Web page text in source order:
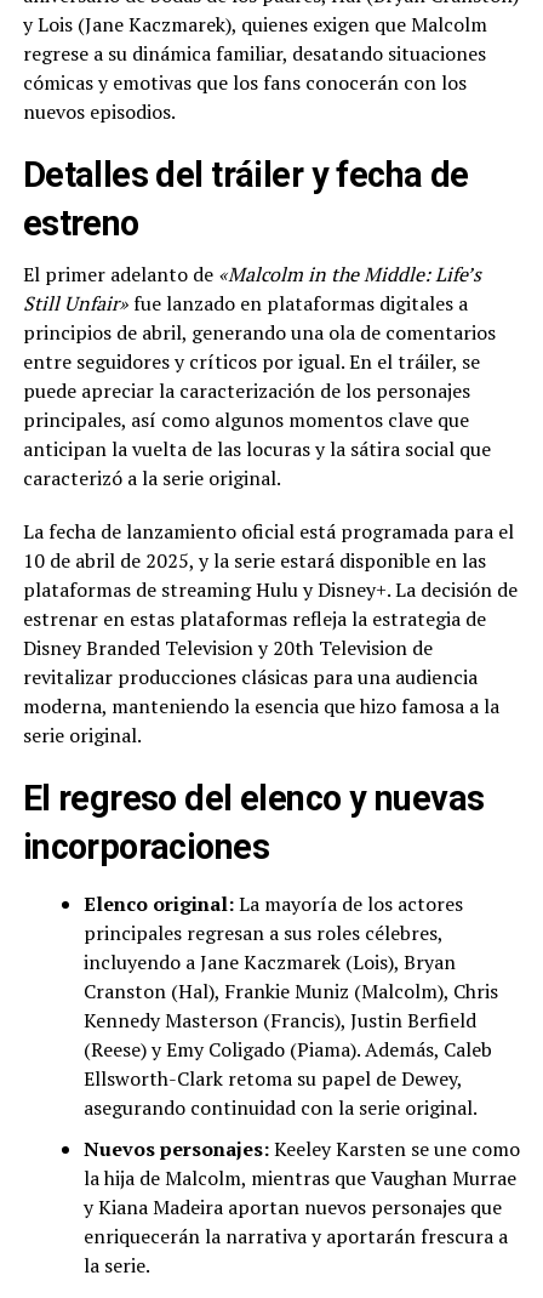
y Lois (Jane Kaczmarek), quienes exigen que Malcolm
regrese a su dinámica familiar, desatando situaciones
cómicas y emotivas que los fans conocerán con los
nuevos episodios.
Detalles del tráiler y fecha de
estreno
El primer adelanto de «Malcolm in the Middle: Life’s
Still Unfair»fue lanzado en plataformas digitales a
principios de abril, generando una ola de comentarios
entre seguidores y críticos por igual. En el tráiler, se
puede apreciar la caracterización de los personajes
principales, así como algunos momentos clave que
anticipan la vuelta de las locuras y la sátira social que
caracterizó a la serie original.
La fecha de lanzamiento oficial está programada para el
10 de abril de 2025, y la serie estará disponible en las
plataformas de streaming Hulu y Disney+. La decisión de
estrenar en estas plataformas refleja la estrategia de
Disney Branded Television y 20th Television de
revitalizar producciones clásicas para una audiencia
moderna, manteniendo la esencia que hizo famosa a la
serie original.
El regreso del elenco y nuevas
incorporaciones
Elenco original:La mayoría de los actores
principales regresan a sus roles célebres,
incluyendo a Jane Kaczmarek (Lois), Bryan
Cranston (Hal), Frankie Muniz (Malcolm), Chris
Kennedy Masterson (Francis), Justin Berfield
(Reese) y Emy Coligado (Piama). Además, Caleb
Ellsworth-Clark retoma su papel de Dewey,
asegurando continuidad con la serie original.
Nuevos personajes:Keeley Karsten se une como
la hija de Malcolm, mientras que Vaughan Murrae
y Kiana Madeira aportan nuevos personajes que
enriquecerán la narrativa y aportarán frescura a
la serie.